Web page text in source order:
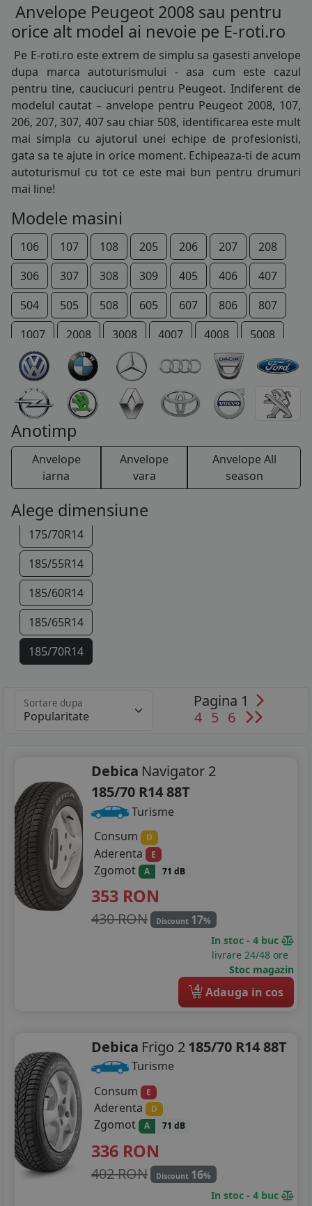
Anvelope Peugeot 2008 sau pentru
orice alt model ai nevoie pe E-roti.ro
Pe E-roti.ro este extrem de simplu sa gasesti anvelope
dupa marca autoturismului - asa cum este cazul
pentru tine, cauciucuri pentru Peugeot. Indiferent de
modelul cautat – anvelope pentru Peugeot 2008, 107,
206, 207, 307, 407 sau chiar 508, identificarea este mult
mai simpla cu ajutorul unei echipe de profesionisti,
gata sa te ajute in orice moment. Echipeaza-ti de acum
autoturismul cu tot ce este mai bun pentru drumuri
mai line!
Modele masini
106 107 108 205 206 207
208
306
307 308 309 405 406
407
504
505 508 605 607 806
807
1007
2008 3008 4007 4008
5008
206 +
207 + Bipper Boxer
Expert
IOn
P 4 Partner RCZ
Rifter
TRAVELLER
Anotimp
Anvelope
iarna
Anvelope
vara
Anvelope All
season
Alege dimensiune
145/70R13
145/80R13
155/70R13
165/65R13
165/70R13
175/70R13
155/65R14
165/65R14
165/70R14
175/60R14
175/65R14
175/70R14
185/55R14
185/60R14
185/65R14
185/70R14
125/80R15
175/55R15
185/55R15
185/60R15
185/65R15
195/55R15
205/65R15
205/70R15
215/65R15
215/70R15
225/70R15
Sortare dupa
Pagina 1
4 5 6
Debica Navigator 2
185/70 R14 88T
Turisme
Consum
D
Aderenta E
Zgomot A 71 dB
353 RON
430 RON Discount 17%
In stoc - 4 buc
livrare 24/48 ore
Stoc magazin
4 Adauga in cos
Debica Frigo 2185/70 R14 88T
Turisme
Consum
E
Aderenta D
Zgomot A 71 dB
336 RON
402 RON Discount 16%
In stoc - 4 buc